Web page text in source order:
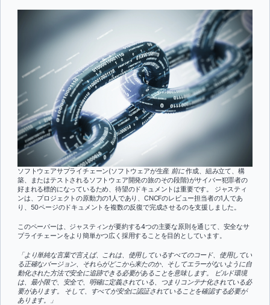
ソフトウェアサプライチェーン(ソフトウェアが生産 前に作成、組み立て、構
築、またはテストされるソフトウェア開発の旅のその段階)がサイバー犯罪者の
好まれる標的になっているため、待望のドキュメントは重要です。 ジャスティ
ンは、プロジェクトの原動力の1人であり、CNCFのレビュー担当者の1人であ
り、50ページのドキュメントを複数の反復で完成させるのを支援しました。
このペーパーは、ジャスティンが要約する4つの主要な原則を通じて、安全なサ
プライチェーンをより簡単かつ広く採用することを目的としています。
「より単純な言葉で言えば、これは、使用しているすべてのコード、使用してい
る正確なバージョン、それらがどこから来たのか、そしてエラーがないように自
動化された方法で安全に追跡できる必要があることを意味します。 ビルド環境
は、最小限で、安全で、明確に定義されている、つまりコンテナ化されている必
要があります。 そして、すべてが安全に認証されていることを確認する必要が
あります。」